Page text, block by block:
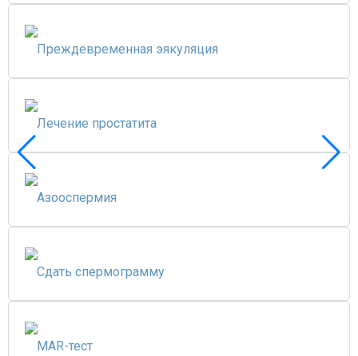
Преждевременная эякуляция
Лечение простатита
Азооспермия
Сдать спермограмму
MAR-тест